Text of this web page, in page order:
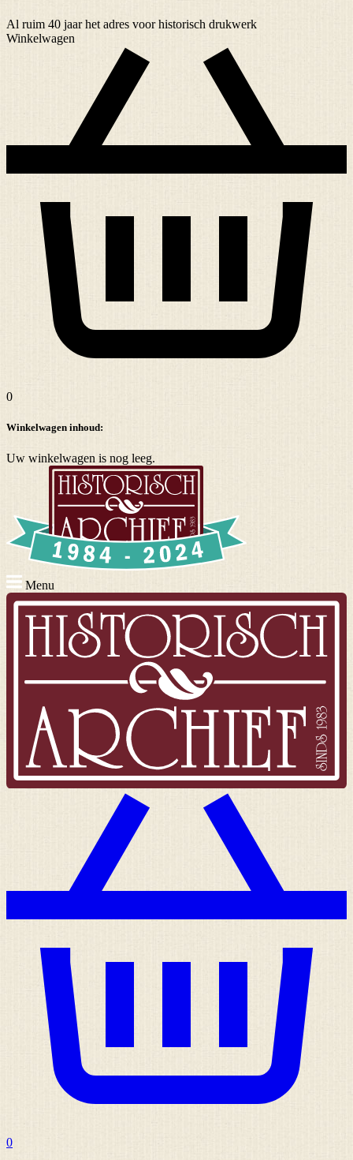
Al ruim 40 jaarhet adres voor historisch drukwerk
Winkelwagen
0
Winkelwagen inhoud:
Uw winkelwagen is nog leeg.
Menu
0